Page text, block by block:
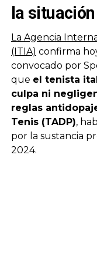
la
La Agencia
(ITIA) confirma
convocado por
que el tenista
culpa ni
reglas
Tenis (TADP),
por la sustancia
2024.